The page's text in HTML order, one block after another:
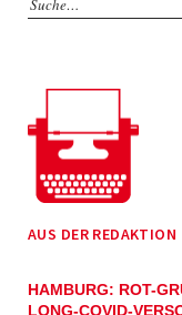
AUS DER REDAKTION
HAMBURG: ROT-
LONG-COVID-